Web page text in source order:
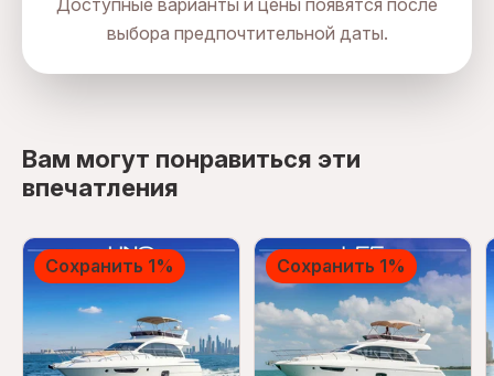
Доступные варианты и цены появятся после
выбора предпочтительной даты.
Вам могут понравиться эти
впечатления
Сохранить 1% Сохранить 1%